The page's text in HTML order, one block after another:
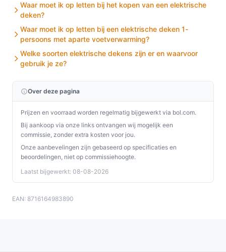
Waar moet ik op letten bij het kopen van een elektrische
deken?
Waar moet ik op letten bij een elektrische deken 1-
persoons met aparte voetverwarming?
Welke soorten elektrische dekens zijn er en waarvoor
gebruik je ze?
Over deze pagina
Prijzen en voorraad worden regelmatig bijgewerkt via bol.com.
Bij aankoop via onze links ontvangen wij mogelijk een
commissie, zonder extra kosten voor jou.
Onze aanbevelingen zijn gebaseerd op specificaties en
beoordelingen, niet op commissiehoogte.
Laatst bijgewerkt: 08-08-2026
EAN: 8716164983890